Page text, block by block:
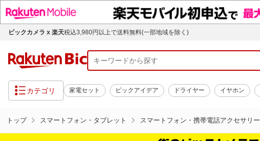
ビックカメラ x 楽天税込3,980円以上で送料無料(一部地域を除く)
カテゴリ 家電セット ビックアイデア ドライヤー イヤホン
トップ スマートフォン・タブレット スマートフォン・携帯電話アクセサリー